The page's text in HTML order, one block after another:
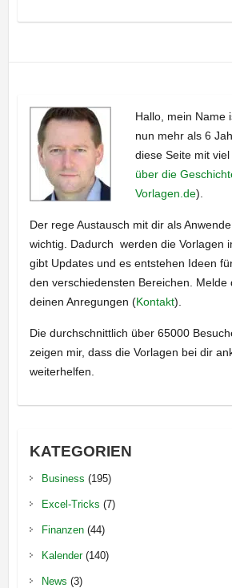
Hallo, mein Name
nun mehr als 6
diese Seite mit
über die
Vorlagen.de).
Der rege Austausch mit dir als
wichtig. Dadurch werden die Vorlagen
gibt Updates und es entstehen Ideen
den verschiedensten Bereichen. Melde
deinen Anregungen (Kontakt).
Die durchschnittlich über 65000
zeigen mir, dass die Vorlagen bei dir
weiterhelfen.
KATEGORIEN
Business (195)
Excel-Tricks (7)
Finanzen(44)
Kalender(140)
News (3)